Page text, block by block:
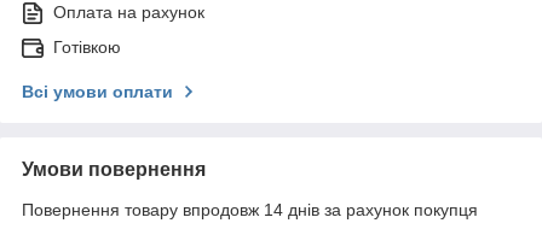
Оплата на рахунок
Готівкою
Всі умови оплати
Умови повернення
Повернення товару впродовж 14 днів за рахунок покупця